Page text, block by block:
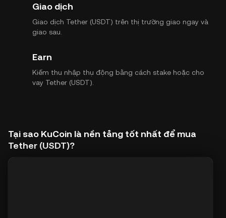
Giao dịch
Giao dịch Tether (USDT) trên thị trường giao ngay và
giao sau.
Earn
Kiếm thu nhập thụ động bằng cách stake hoặc cho
vay Tether (USDT).
Tại sao KuCoin là nền tảng tốt nhất để mua
Tether (USDT)?